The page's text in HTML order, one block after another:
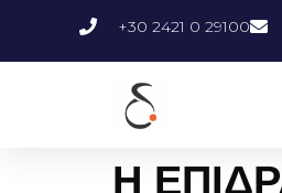
+30 2421 0 29100
Η